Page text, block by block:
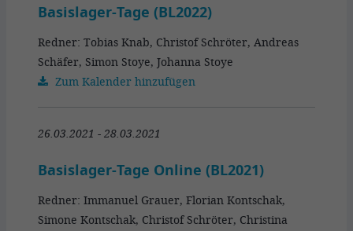
Basislager-Tage (BL2022)
Redner: Tobias Knab, Christof Schröter, Andreas
Schäfer, Simon Stoye, Johanna Stoye
Zum Kalender hinzufügen
26.03.2021 - 28.03.2021
Basislager-Tage Online (BL2021)
Redner: Immanuel Grauer, Florian Kontschak,
Simone Kontschak, Christof Schröter, Christina